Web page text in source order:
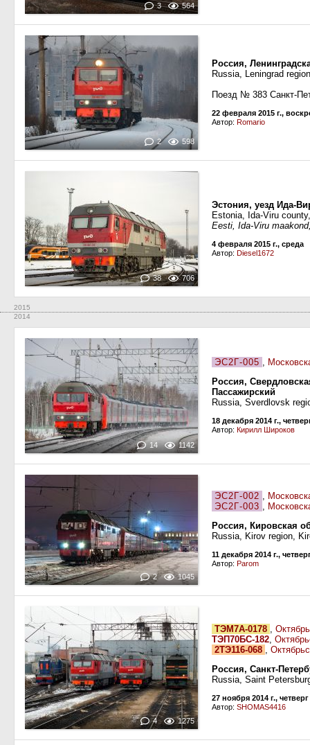
3 564
2 598
Россия,
Russia, Leningrad
Поезд № 383 Санкт-
22 февраля 2015 г.,
Автор: Romario
38 706
Эстония, уезд Ида-
Estonia, Ida-Viru
Eesti, Ida-Viru
4 февраля 2015 г., среда
Автор: Diesel1672
2015
2014
14 1142
ЭС2Г-005 ,
Россия,
Пассажирский
Russia, Sverdlovsk
18 декабря 2014 г.,
Автор: Кирилл Широков
2 1045
ЭС2Г-002 ,
ЭС2Г-003 ,
Россия, Кировская
Russia, Kirov region,
11 декабря 2014 г.,
Автор: Parom
4 1275
ТЭМ7А-0178 ,
ТЭП70БС-182,
2ТЭ116-068 ,
Россия, Санкт-
Russia, Saint
27 ноября 2014 г., четверг
Автор: SHOMAS4416